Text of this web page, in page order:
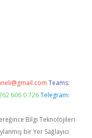
Teams:
606 0 726 Telegram:
Bilgi Teknolojileri
bir Yer Sağlayıcı